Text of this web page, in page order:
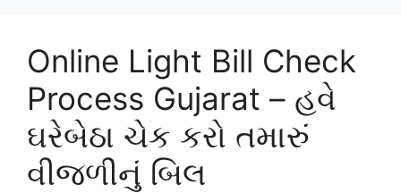
Online Light Bill Check
Process Gujarat – હવે
ઘરેબેઠા ચેક કરો તમારું
વીજળીનું બિલ